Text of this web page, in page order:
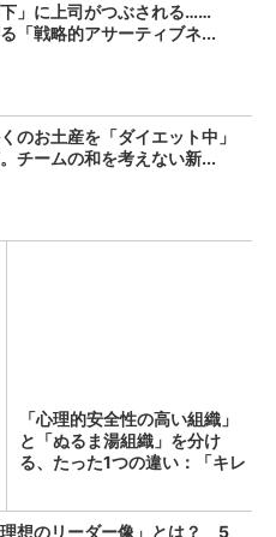
下」に上司がつぶされる……
「戦略的アサーティブネ...
のお土産を「ダイエット中」
チームの和を考えない新...
「心理的安全性の高い組織」
と「ぬるま湯組織」を分け
る、たった1つの違い：「キレ
想のリーダー像」とは？ 5